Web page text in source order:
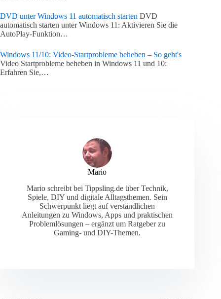
DVD unter Windows 11 automatisch starten DVD
automatisch starten unter Windows 11: Aktivieren Sie die
AutoPlay-Funktion…
Windows 11/10: Video-Startprobleme beheben – So geht's
Video Startprobleme beheben in Windows 11 und 10:
Erfahren Sie,…
Mario
Mario schreibt bei Tippsling.de über Technik,
Spiele, DIY und digitale Alltagsthemen. Sein
Schwerpunkt liegt auf verständlichen
Anleitungen zu Windows, Apps und praktischen
Problemlösungen – ergänzt um Ratgeber zu
Gaming- und DIY-Themen.